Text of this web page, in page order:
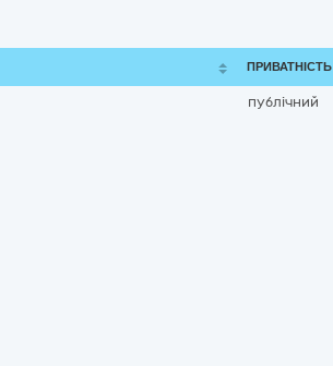
ПРИВАТНІСТЬ
публічний